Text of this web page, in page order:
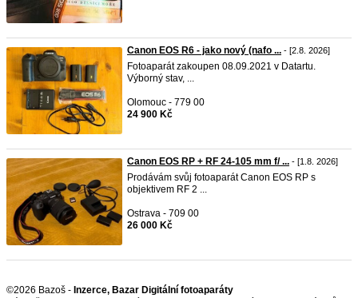
Canon EOS R6 - jako nový (nafo ... - [2.8. 2026]
Fotoaparát zakoupen 08.09.2021 v Datartu.
Výborný stav, ...
Olomouc - 779 00
24 900 Kč
Canon EOS RP + RF 24-105 mm f/ ... - [1.8. 2026]
Prodávám svůj fotoaparát Canon EOS RP s
objektivem RF 2 ...
Ostrava - 709 00
26 000 Kč
©2026 Bazoš - Inzerce, Bazar Digitální fotoaparáty